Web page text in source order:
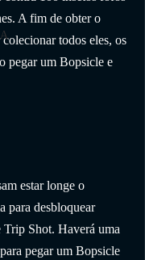
A fim de obter o
todos eles, os
pegar um Bopsicle e
estar longe o
para desbloquear
Trip Shot. Haverá uma
pegar um Bopsicle